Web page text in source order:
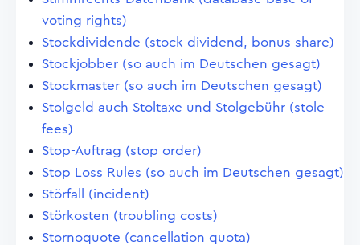
voting rights)
Stockdividende (stock dividend, bonus share)
Stockjobber (so auch im Deutschen gesagt)
Stockmaster (so auch im Deutschen gesagt)
Stolgeld auch Stoltaxe und Stolgebühr (stole
fees)
Stop-Auftrag (stop order)
Stop Loss Rules (so auch im Deutschen gesagt)
Störfall (incident)
Störkosten (troubling costs)
Stornoquote (cancellation quota)